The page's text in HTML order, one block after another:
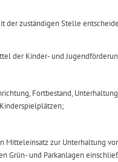
der zuständigen Stelle
der Kinder- und
Fortbestand,
Mitteleinsatz zur Unterhaltung
Grün- und Parkanlagen